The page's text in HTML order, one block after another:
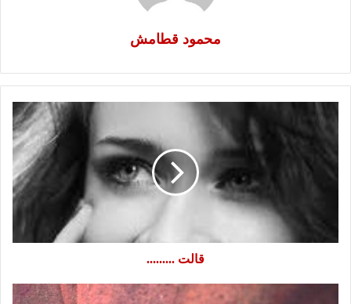
محمود قطامش
قالت
.........
قالت .........